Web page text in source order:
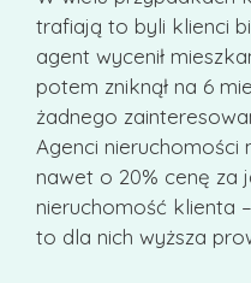
trafiają to byli klienci
agent wycenił
potem zniknął na 6
żadnego
Agenci nieruchomości
nawet o 20% cenę za
nieruchomość klienta
to dla nich wyższa